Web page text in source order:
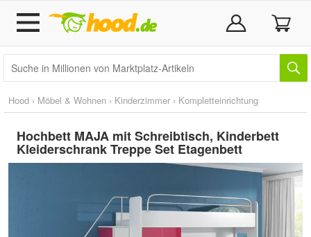
Hood › Möbel & Wohnen › Kinderzimmer › Kompletteinrichtung
Hochbett MAJA mit Schreibtisch, Kinderbett
Kleiderschrank Treppe Set Etagenbett